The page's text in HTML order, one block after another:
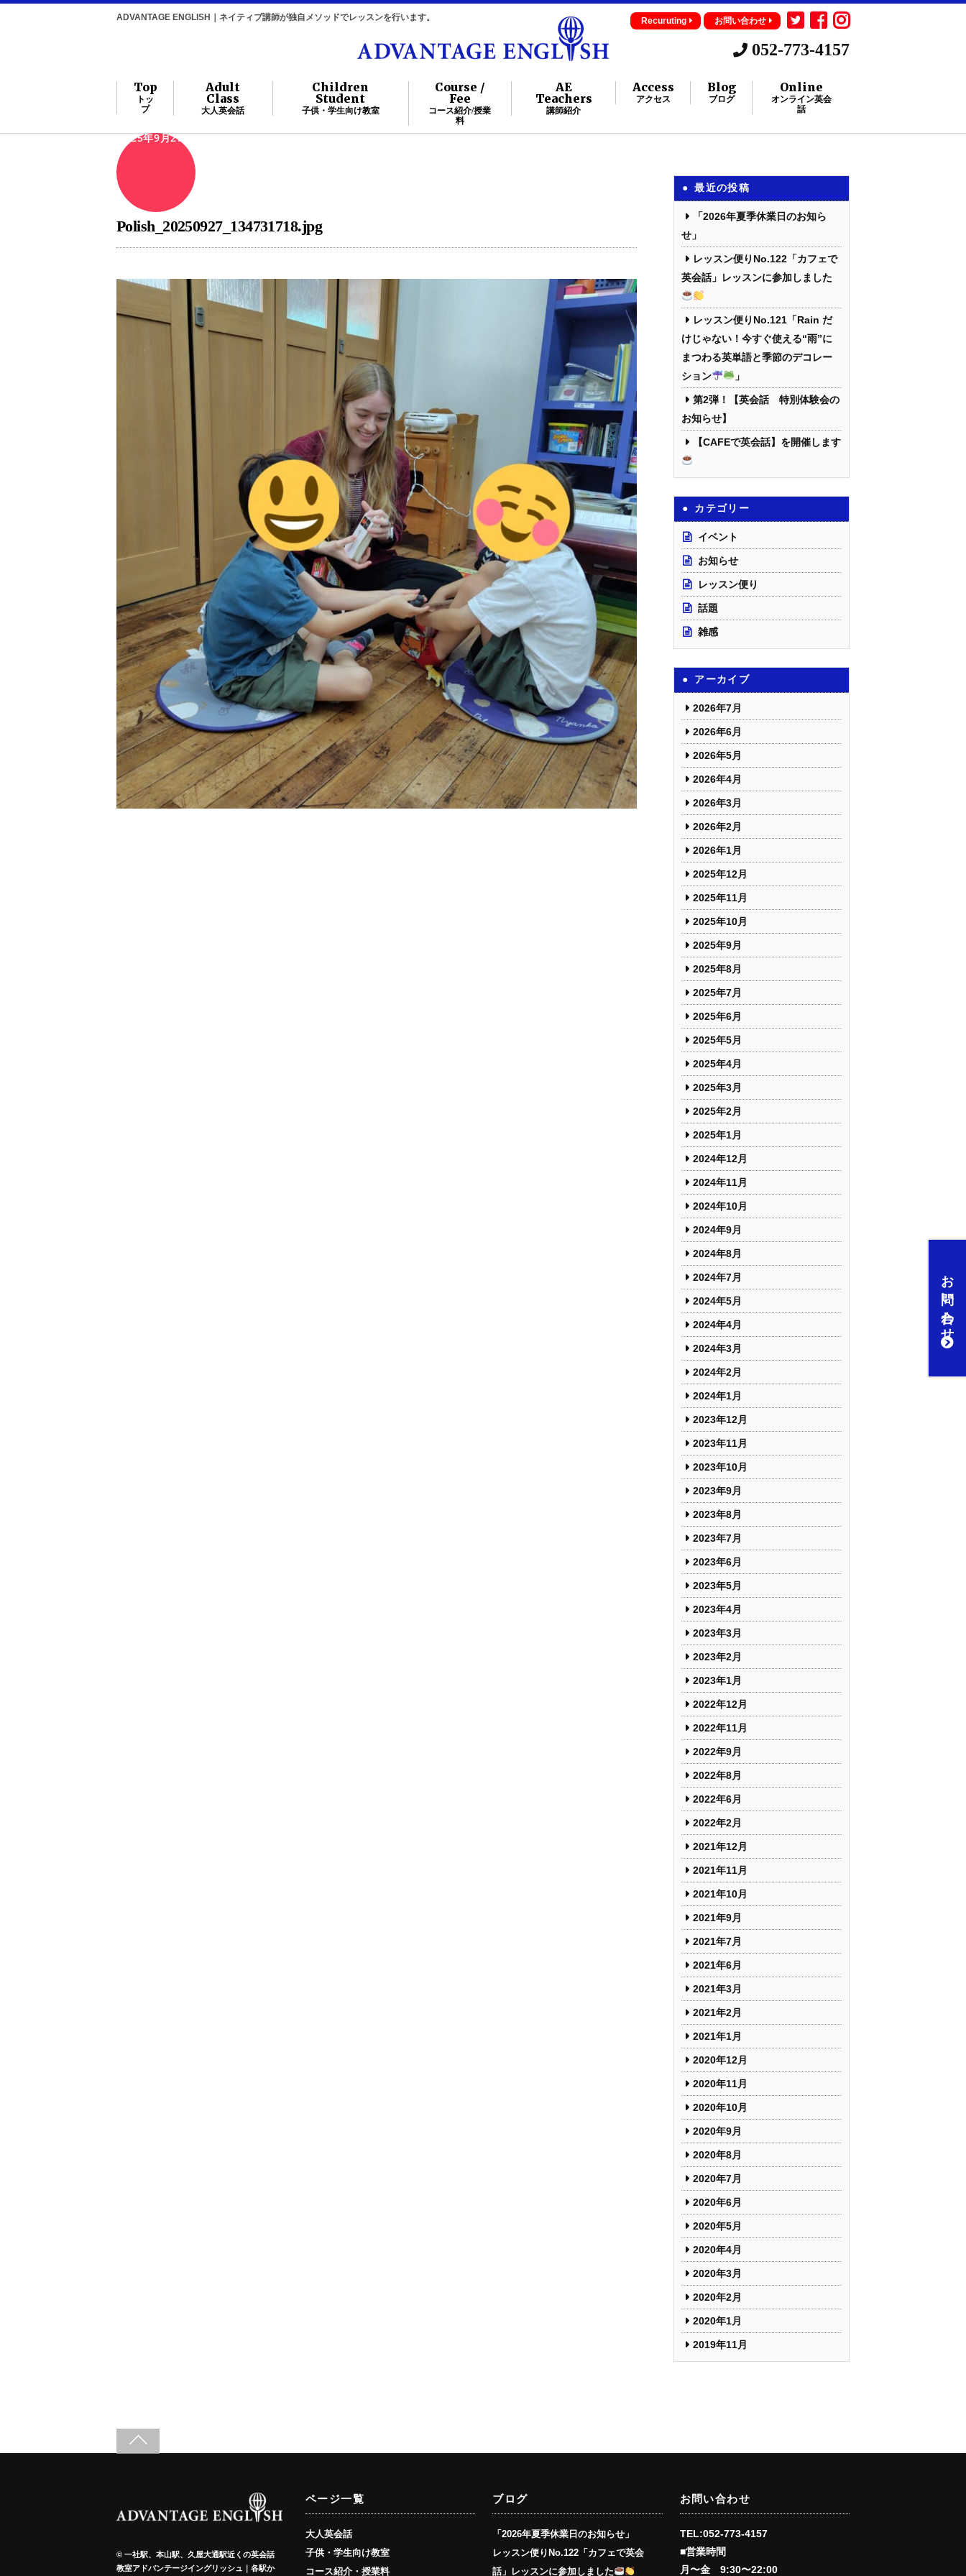
ADVANTAGE ENGLISH｜ネイティブ講師が独自メソッドでレッスンを行います。 Recuruting お問い合わせ
052-773-4157
お問い合わせ
Top
トッ
プ
Adult
Class
大人英会話
Children
Student
子供・学生向け教室
Course /
Fee
コース紹介/授業
料
AE
Teachers
講師紹介
Access
アクセス
Blog
ブログ
Online
オンライン英会
話
2025年9月27日
Polish_20250927_134731718.jpg
最近の投稿
「2026年夏季休業日のお知ら
せ」
レッスン便りNo.122「カフェで
英会話」レッスンに参加しました
レッスン便りNo.121「Rain だ
けじゃない！今すぐ使える“雨”に
まつわる英単語と季節のデコレー
ション
」
第2弾！【英会話 特別体験会の
お知らせ】
【CAFEで英会話】を開催します
カテゴリー
イベント
お知らせ
レッスン便り
話題
雑感
アーカイブ
2026年7月
2026年6月
2026年5月
2026年4月
2026年3月
2026年2月
2026年1月
2025年12月
2025年11月
2025年10月
2025年9月
2025年8月
2025年7月
2025年6月
2025年5月
2025年4月
2025年3月
2025年2月
2025年1月
2024年12月
2024年11月
2024年10月
2024年9月
2024年8月
2024年7月
2024年5月
2024年4月
2024年3月
2024年2月
2024年1月
2023年12月
2023年11月
2023年10月
2023年9月
2023年8月
2023年7月
2023年6月
2023年5月
2023年4月
2023年3月
2023年2月
2023年1月
2022年12月
2022年11月
2022年9月
2022年8月
2022年6月
2022年2月
2021年12月
2021年11月
2021年10月
2021年9月
2021年7月
2021年6月
2021年3月
2021年2月
2021年1月
2020年12月
2020年11月
2020年10月
2020年9月
2020年8月
2020年7月
2020年6月
2020年5月
2020年4月
2020年3月
2020年2月
2020年1月
2019年11月
© 一社駅、本山駅、久屋大通駅近くの英会話
教室アドバンテージイングリッシュ｜各駅か
ページ一覧
大人英会話
子供・学生向け教室
コース紹介・授業料
ブログ
「2026年夏季休業日のお知らせ」
レッスン便りNo.122「カフェで英会
話」レッスンに参加しました
お問い合わせ
TEL:052-773-4157
■営業時間
月〜金 9:30〜22:00